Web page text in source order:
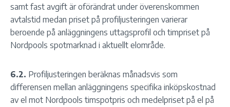
samt fast avgift är oförändrat under överenskommen
avtalstid medan priset på profiljusteringen varierar
beroende på anläggningens uttagsprofil och timpriset på
Nordpools spotmarknad i aktuellt elområde.
6.2. Profiljusteringen beräknas månadsvis som
differensen mellan anläggningens specifika inköpskostnad
av el mot Nordpools timspotpris och medelpriset på el på